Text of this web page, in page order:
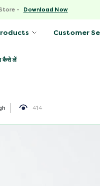
कैसे लें
414
- Download Now
Customer